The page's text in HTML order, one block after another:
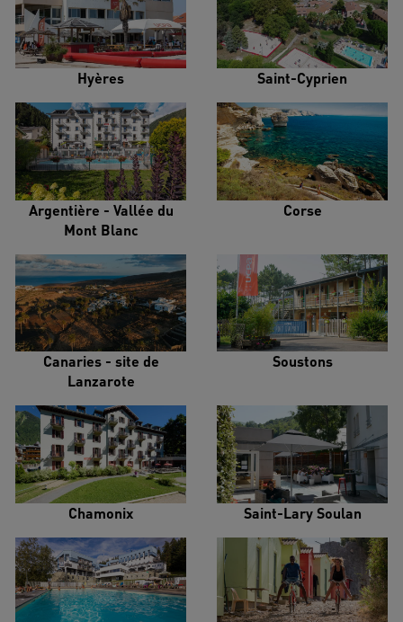
Hyères Saint-Cyprien
Argentière - Vallée du
Mont Blanc
Corse
Canaries - site de
Lanzarote
Soustons
Chamonix Saint-Lary Soulan